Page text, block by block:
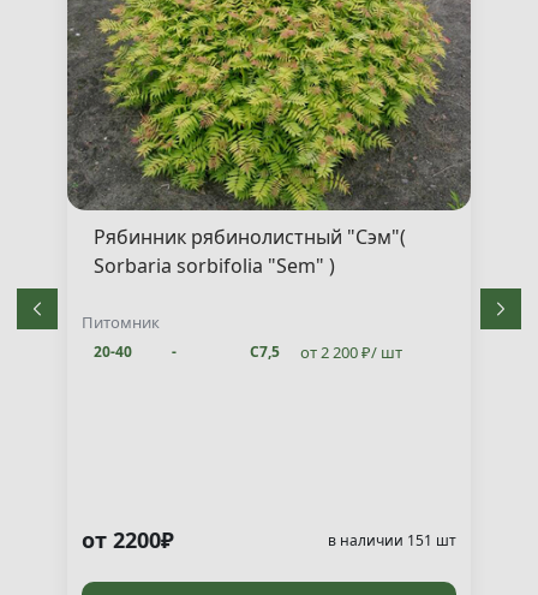
Рябинник рябинолистный "Сэм"(
Sorbaria sorbifolia "Sem" )
Питомник
20-40 - С7,5 от 2 200 ₽/ шт
от 2200₽ в наличии 151 шт